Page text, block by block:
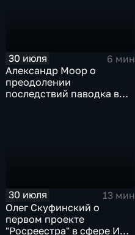
30 июля
6 мин
Александр Моор о
преодолении
последствий паводка в
30 июля
13 мин
Олег Скуфинский о
первом проекте
"Росреестра" в сфере ИИ